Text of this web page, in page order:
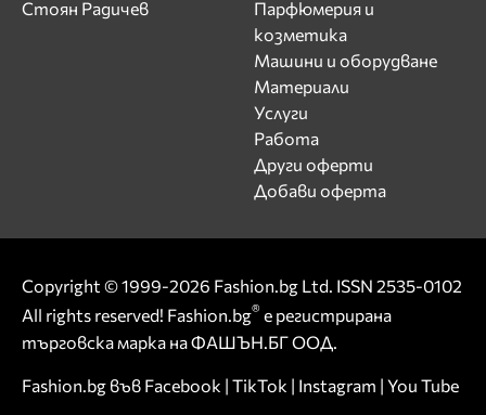
Стоян Радичев
Парфюмерия и
козметика
Машини и оборудване
Материали
Услуги
Работа
Други оферти
Добави оферта
Copyright © 1999-2026 Fashion.bg Ltd. ISSN 2535-0102
All rights reserved! Fashion.bg® е регистрирана
търговска марка на ФАШЪН.БГ ООД.
Fashion.bg във Facebook | TikTok | Instagram | You Tube